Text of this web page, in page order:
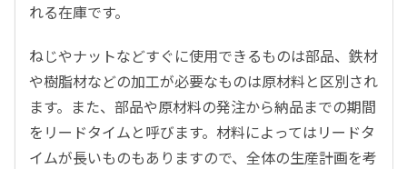
れる在庫です。
ねじやナットなどすぐに使用できるものは部品、鉄材
や樹脂材などの加工が必要なものは原材料と区別され
ます。また、部品や原材料の発注から納品までの期間
をリードタイムと呼びます。材料によってはリードタ
イムが長いものもありますので、全体の生産計画を考